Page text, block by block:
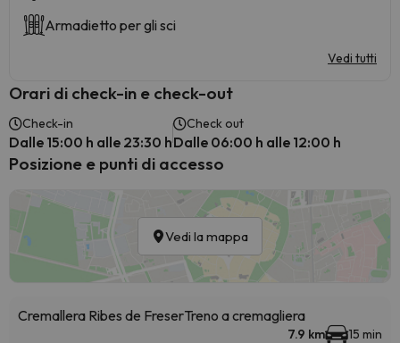
Armadietto per gli sci
Vedi tutti
Orari di check-in e check-out
Check-in
Dalle 15:00 h alle 23:30 h
Check out
Dalle 06:00 h alle 12:00 h
Posizione e punti di accesso
Vedi la mappa
Cremallera Ribes de FreserTreno a cremagliera
7.9 km 15 min